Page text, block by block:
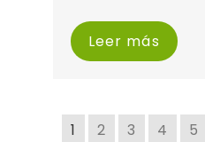
Leer más
1 2 3 4 5